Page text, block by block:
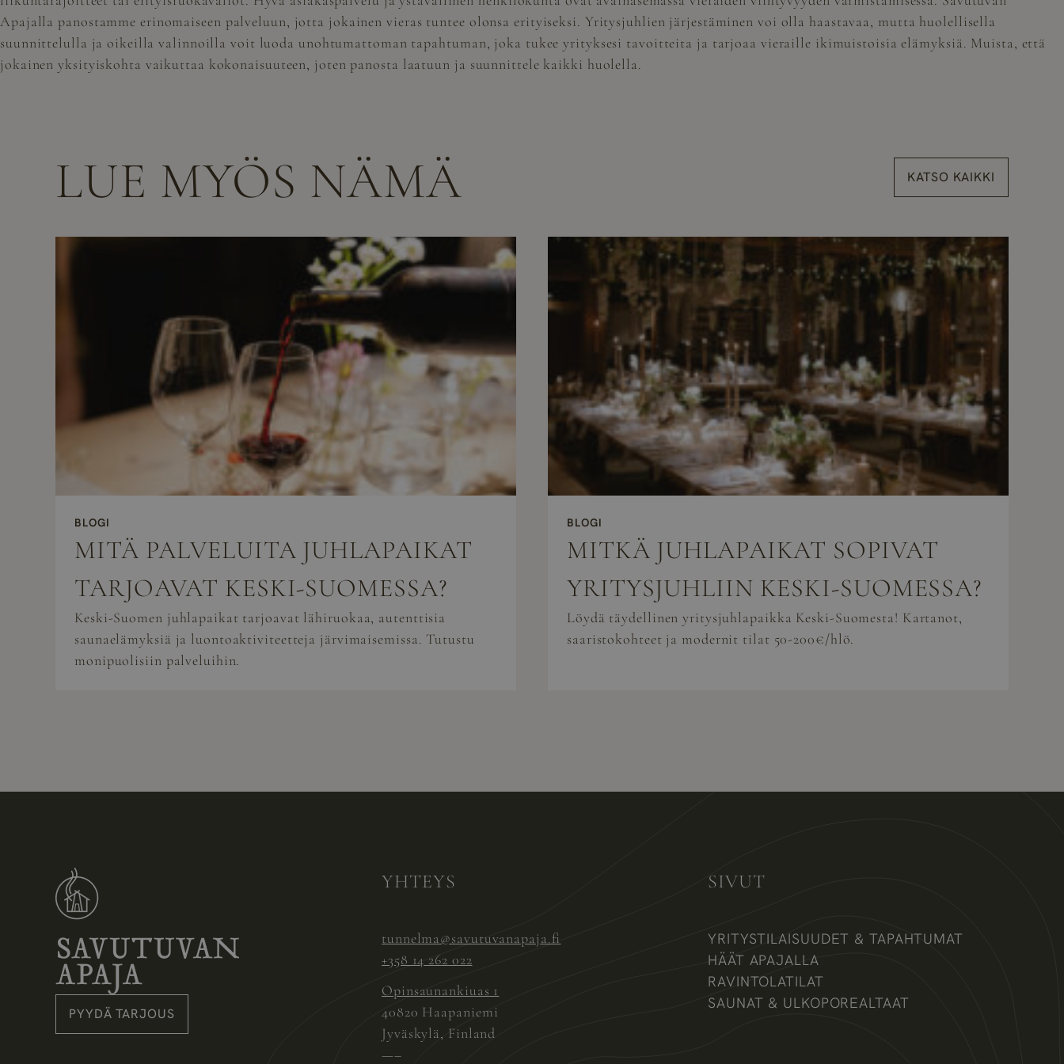
Apajalla panostamme erinomaiseen palveluun, jotta jokainen vieras tuntee olonsa erityiseksi. Yritysjuhlien järjestäminen voi olla haastavaa, mutta huolellisella
suunnittelulla ja oikeilla valinnoilla voit luoda unohtumattoman tapahtuman, joka tukee yrityksesi tavoitteita ja tarjoaa vieraille ikimuistoisia elämyksiä. Muista, että
jokainen yksityiskohta vaikuttaa kokonaisuuteen, joten panosta laatuun ja suunnittele kaikki huolella.
LUE MYÖS NÄMÄ KATSO KAIKKI
BLOGI
MITÄ PALVELUITA JUHLAPAIKAT
TARJOAVAT KESKI-SUOMESSA?
Keski-Suomen juhlapaikat tarjoavat lähiruokaa, autenttisia
saunaelämyksiä ja luontoaktiviteetteja järvimaisemissa. Tutustu
monipuolisiin palveluihin.
BLOGI
MITKÄ JUHLAPAIKAT SOPIVAT
YRITYSJUHLIIN KESKI-SUOMESSA?
Löydä täydellinen yritysjuhlapaikka Keski-Suomesta! Kartanot,
saaristokohteet ja modernit tilat 50-200€/hlö.
Savutuvan Apaja
PYYDÄ TARJOUS
YHTEYS
tunnelma@savutuvanapaja.fi
+358 14 262 022
Opinsaunankiuas 1
40820 Haapaniemi
Jyväskylä, Finland
—–
SIVUT
YRITYSTILAISUUDET & TAPAHTUMAT
HÄÄT APAJALLA
RAVINTOLATILAT
SAUNAT & ULKOPOREALTAAT